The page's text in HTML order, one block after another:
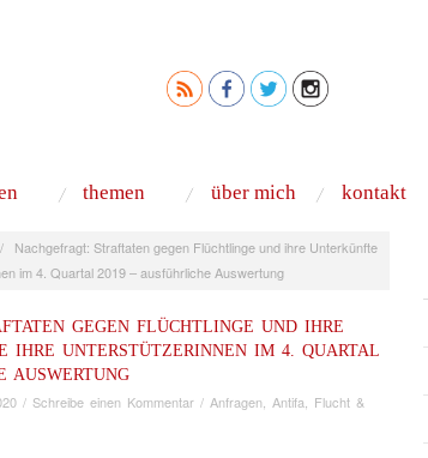
themen über mich kontakt
/
Nachgefragt: Straftaten gegen Flüchtlinge und ihre Unterkünfte
im 4. Quartal 2019 – ausführliche Auswertung
GEGEN FLÜCHTLINGE UND IHRE
IHRE UNTERSTÜTZERINNEN IM 4. QUARTAL
AUSWERTUNG
/ Schreibe einen Kommentar / Anfragen Antifa
Flucht &